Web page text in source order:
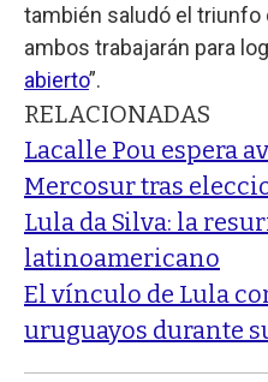
también saludó el triunfo
ambos trabajarán para
abierto”.
RELACIONADAS
Lacalle Pou espera
Mercosur tras
Lula da Silva: la
latinoamericano
El vínculo de Lula
uruguayos durante